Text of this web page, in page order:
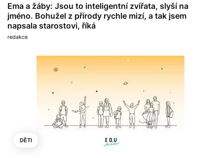
Ema a žáby: Jsou to inteligentní zvířata, slyší na
jméno. Bohužel z přírody rychle mizí, a tak jsem
napsala starostovi, říká
redakce
DĚTI